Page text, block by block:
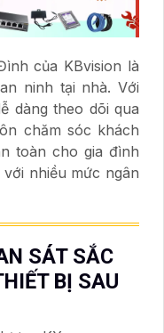
của KBvision là
ninh tại nhà. Với
dàng theo dõi qua
chăm sóc khách
toàn cho gia đình
nhiều mức ngân
SÁT SẮC
BỊ SAU